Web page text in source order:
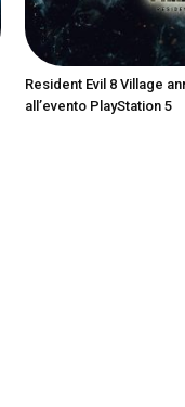
Resident Evil 8 Village
all’evento PlayStation 5